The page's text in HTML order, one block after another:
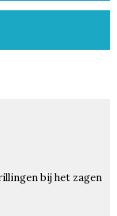
bij het zagen